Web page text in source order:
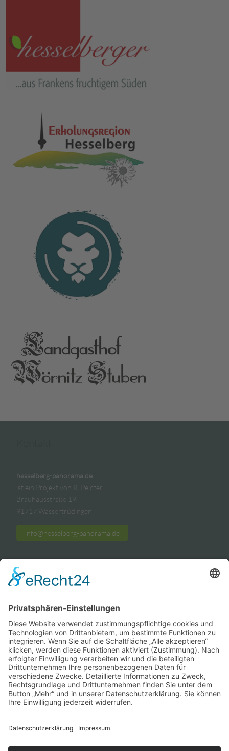
hesselberg-panorama.de
ist ein Projekt von R. Pelczer
Brauhausstraße 19,
91717 Wassertrüdingen
info@hesselberg-panorama.de
Links
»Touristikverband Hesselberg
» franken-panorama.de
» ries-panorama.de
» pelczer-design.de
Partner
mediahaus-hesselberg.de